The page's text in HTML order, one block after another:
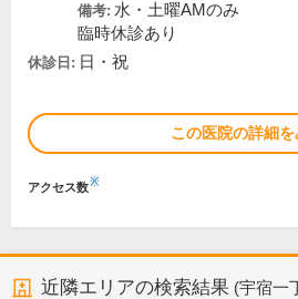
備考: 水・土曜AMのみ
臨時休診あり
休診日: 日・祝
この医院の詳細を
アクセス数※
近隣エリアの検索結果 (宇宿一